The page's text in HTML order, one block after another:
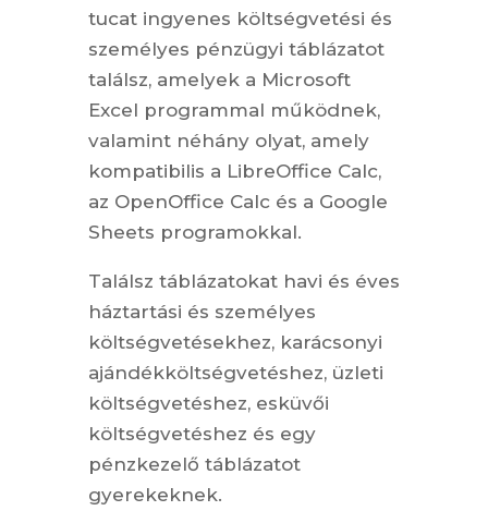
tucat ingyenes költségvetési és
személyes pénzügyi táblázatot
találsz, amelyek a Microsoft
Excel programmal működnek,
valamint néhány olyat, amely
kompatibilis a LibreOffice Calc,
az OpenOffice Calc és a Google
Sheets programokkal.
Találsz táblázatokat havi és éves
háztartási és személyes
költségvetésekhez, karácsonyi
ajándékköltségvetéshez, üzleti
költségvetéshez, esküvői
költségvetéshez és egy
pénzkezelő táblázatot
gyerekeknek.